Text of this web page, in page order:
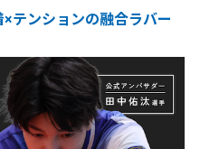
テンションの融合ラバー